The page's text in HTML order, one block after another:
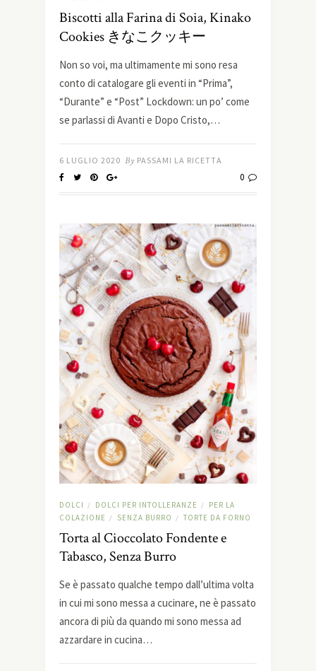
Biscotti alla Farina di Soia, Kinako
Cookies きなこクッキー
Non so voi, ma ultimamente mi sono resa
conto di catalogare gli eventi in “Prima”,
“Durante” e “Post” Lockdown: un po’ come
se parlassi di Avanti e Dopo Cristo,…
6 LUGLIO 2020 By PASSAMI LA RICETTA
0
DOLCI / DOLCI PER INTOLLERANZE /
PER LA
COLAZIONE
/ SENZA BURRO / TORTE DA FORNO
Torta al Cioccolato Fondente e
Tabasco, Senza Burro
Se è passato qualche tempo dall’ultima volta
in cui mi sono messa a cucinare, ne è passato
ancora di più da quando mi sono messa ad
azzardare in cucina…